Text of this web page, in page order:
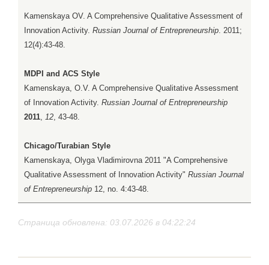
Kamenskaya OV. A Comprehensive Qualitative Assessment of
Innovation Activity. Russian Journal of Entrepreneurship. 2011;
12(4):43-48.
MDPI and ACS Style
Kamenskaya, O.V. A Comprehensive Qualitative Assessment
of Innovation Activity. Russian Journal of Entrepreneurship
2011, 12, 43-48.
Chicago/Turabian Style
Kamenskaya, Olyga Vladimirovna 2011 "A Comprehensive
Qualitative Assessment of Innovation Activity" Russian Journal
of Entrepreneurship 12, no. 4:43-48.
Страница обновлена: 03.07.2026 в 04:22:24